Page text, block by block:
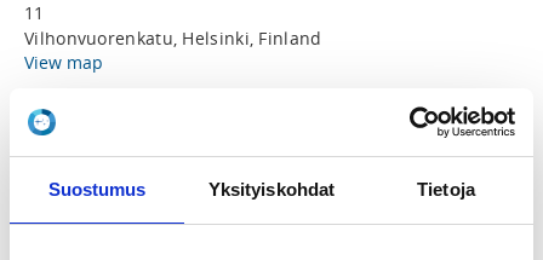
Suostumus Yksityiskohdat Tietoja
11
Vilhonvuorenkatu, Helsinki, Finland
View map
LOCALITY
Helsinki
SPORTS